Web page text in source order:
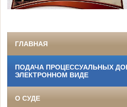
ГЛАВНАЯ
ПОДАЧА ПРОЦЕССУАЛЬНЫХ
ЭЛЕКТРОННОМ ВИДЕ
О СУДЕ